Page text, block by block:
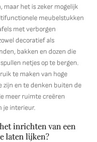
maar het is zeker mogelijk
meubelstukken
met verborgen
decoratief als
bakken en dozen die
netjes op te bergen.
te maken van hoge
zijn en te denken buiten de
meer ruimte creëren
je interieur.
inrichten van een
laten lijken?